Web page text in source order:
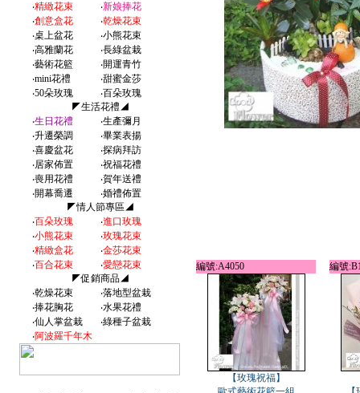
‧精緻花束 ‧新娘捧花
‧創意盒花 ‧乾燥花束
‧桌上盆花 ‧小熊花束
‧高雅蘭花 ‧長綠盆栽
‧藝術花籃 ‧開運青竹
‧mini花禮 ‧甜蜜金莎
‧50朵玫瑰 ‧百朵玫瑰
◤生活花禮◢
‧生日花禮 ‧生產彌月
‧升遷榮調 ‧畢業表揚
‧喜慶盆花 ‧探病拜訪
‧居家佈置 ‧祝福花禮
‧喪用花禮 ‧賀年送禮
‧開幕喬遷 ‧婚禮佈置
◤情人節專區◢
‧百朵玫瑰 ‧進口玫瑰
‧小熊花束 ‧玫瑰花束
‧精緻盒花 ‧金莎花束
‧百合花束 ‧愛戀花束
◤促銷商品◢
‧乾燥花束 ‧落地型盆栽
‧捧花胸花 ‧水果花禮
‧仙人掌盆栽 ‧綠種子盆栽
‧阿波羅千年木
編號:A4050 編號
【玫瑰祝福】